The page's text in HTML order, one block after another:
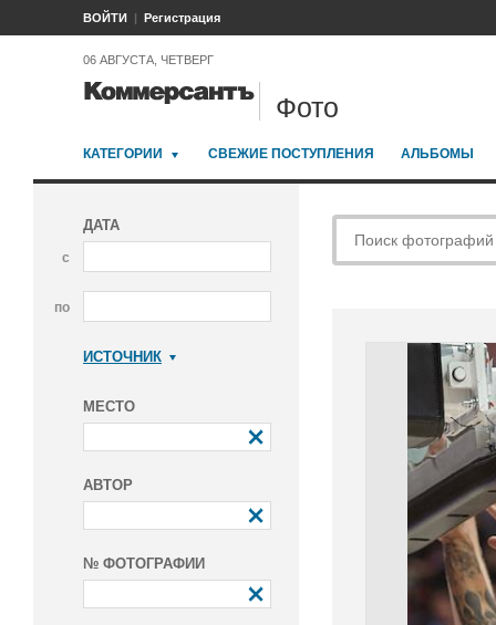
ВОЙТИ Регистрация
06 АВГУСТА, ЧЕТВЕРГ
Фото
КАТЕГОРИИ СВЕЖИЕ ПОСТУПЛЕНИЯ АЛЬБОМЫ
ДАТА
с
по
ИСТОЧНИК
МЕСТО
АВТОР
№ ФОТОГРАФИИ